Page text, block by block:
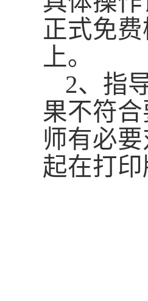
正式免
上。
2、指
果不符
师有必
起在打